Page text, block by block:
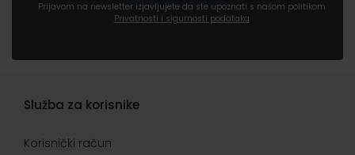
Prijavom na newsletter izjavljujete da ste upoznati s našom politikom
Privatnosti i sigurnosti podataka
Služba za korisnike
Korisnički račun